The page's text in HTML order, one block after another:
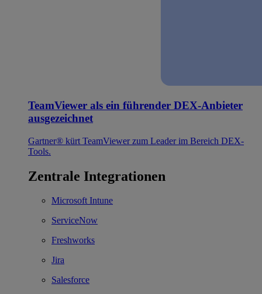
TeamViewer als ein führender DEX-Anbieter
ausgezeichnet
Gartner® kürt TeamViewer zum Leader im Bereich DEX-
Tools.
Zentrale Integrationen
Microsoft Intune
ServiceNow
Freshworks
Jira
Salesforce